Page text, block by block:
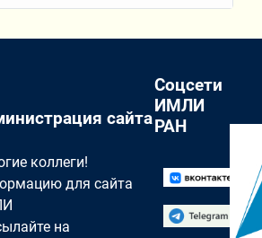
сайта
коллеги!
для сайта
на
Соцсети
ИМЛИ
РАН